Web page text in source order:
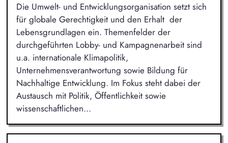
Die Umwelt- und Entwicklungsorganisation setzt sich
für globale Gerechtigkeit und den Erhalt der
Lebensgrundlagen ein. Themenfelder der
durchgeführten Lobby- und Kampagnenarbeit sind
u.a. internationale Klimapolitik,
Unternehmensverantwortung sowie Bildung für
Nachhaltige Entwicklung. Im Fokus steht dabei der
Austausch mit Politik, Öffentlichkeit sowie
wissenschaftlichen...